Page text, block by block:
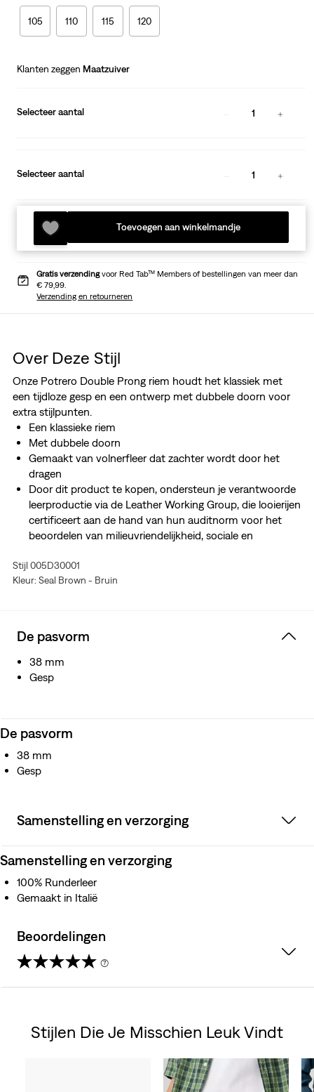
105 110 115 120
Klanten zeggen Maatzuiver
Selecteer aantal 1
Selecteer aantal 1
Toevoegen aan winkelmandje
Gratis verzendingvoor Red Tab™ Members of bestellingen van meer dan
€ 79,99.
Verzending en retourneren
Over Deze Stijl
Onze Potrero Double Prong riem houdt het klassiek met
een tijdloze gesp en een ontwerp met dubbele doorn voor
extra stijlpunten.
Een klassieke riem
Met dubbele doorn
Gemaakt van volnerfleer dat zachter wordt door het
dragen
Door dit product te kopen, ondersteun je verantwoorde
leerproductie via de Leather Working Group, die looierijen
certificeert aan de hand van hun auditnorm voor het
beoordelen van milieuvriendelijkheid, sociale en
Stijl 005D30001
Kleur: Seal Brown - Bruin
De pasvorm
38 mm
Gesp
De pasvorm
38 mm
Gesp
Samenstelling en verzorging
Samenstelling en verzorging
100% Runderleer
Gemaakt in Italië
Beoordelingen
(7)
deStijlen Die Je Misschien Leuk Vindt